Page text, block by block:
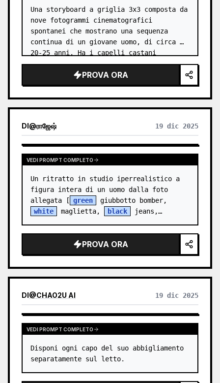
Una storyboard a griglia 3x3 composta da
nove fotogrammi cinematografici
spontanei che mostrano una sequenza
continua di un giovane uomo, di circa
20-25 anni. Ha i capelli castani
spettinati e un viso giovane ed
espressivo, ben rasato. …
PROVA ORA
DI@ராஜேஷ் 19 dic 2025
VEDI PROMPT COMPLETO
Un ritratto in studio iperrealistico a
figura intera di un uomo dalla foto
allegata [ green
white
maglietta, black jeans,…
PROVA ORA
DI@CHAO2U AI 19 dic 2025
VEDI PROMPT COMPLETO
Disponi ogni capo del suo abbigliamento
separatamente sul letto.